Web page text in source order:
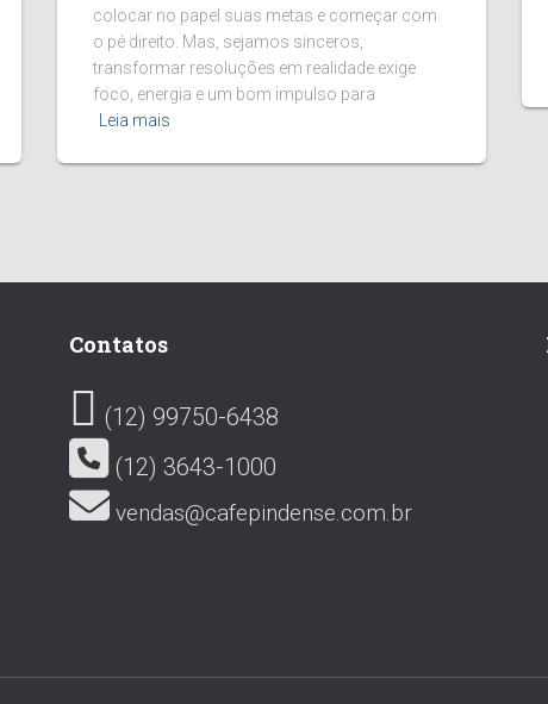
colocar no papel suas metas e começar com
o pé direito. Mas, sejamos sinceros,
transformar resoluções em realidade exige
foco, energia e um bom impulso para
Leia mais
Contatos
(12) 99750-6438
(12) 3643-1000
vendas@cafepindense.com.br